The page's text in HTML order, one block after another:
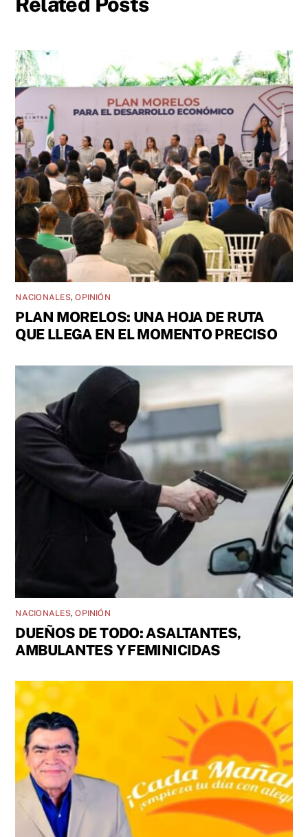
NACIONALES,OPINIÓN
PLAN MORELOS: UNA HOJA DE RUTA
QUE LLEGA EN EL MOMENTO PRECISO
NACIONALES,OPINIÓN
DUEÑOS DE TODO: ASALTANTES,
AMBULANTES Y FEMINICIDAS